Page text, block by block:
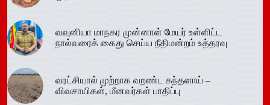
வவுனியா மாநகர முன்னாள் மேயர் உள்ளிட்ட
நால்வரைக் கைது செய்ய நீதிமன்றம் உத்தரவு
வரட்சியால் முற்றாக வறண்ட கந்தளாய் –
விவசாயிகள், மீனவர்கள் பாதிப்பு